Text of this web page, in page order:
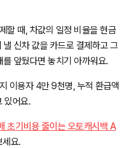
할 때, 차값의 일정 비율을 현금
신차 값을 카드로 결제하고 그
앞뒀다면 놓치기 아까워요.
이용자 4만 9천명, 누적 환급액
있어요.
초기비용 줄이는 오토캐시백 A
요.